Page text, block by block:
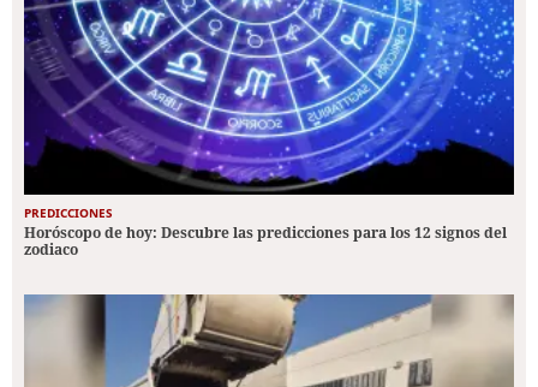
PREDICCIONES
Horóscopo de hoy: Descubre las predicciones para los 12 signos del
zodiaco